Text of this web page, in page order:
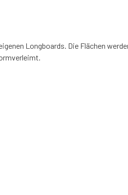
Longboards. Die Flächen